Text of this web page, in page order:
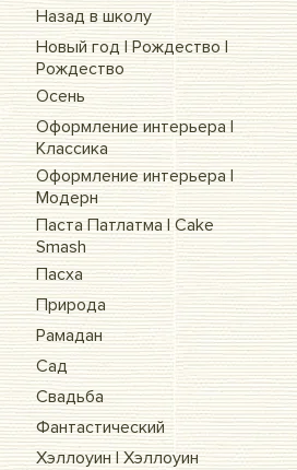
Назад в школу
Новый год | Рождество |
Рождество
Осень
Оформление интерьера |
Классика
Оформление интерьера |
Модерн
Паста Патлатма | Cake
Smash
Пасха
Природа
Рамадан
Сад
Свадьба
Фантастический
Хэллоуин | Хэллоуин